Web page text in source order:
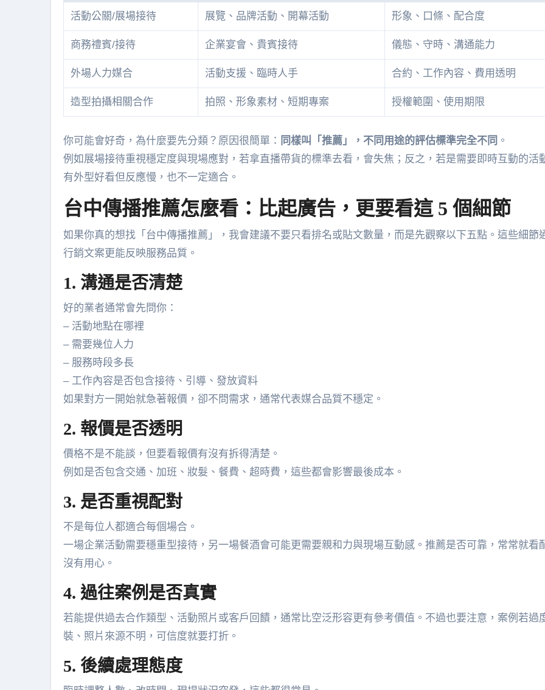
活動公關/展場接待 展覽、品牌活動、開幕活動 形象、口條、配合度
商務禮賓/接待 企業宴會、貴賓接待 儀態、守時、溝通能力
外場人力媒合 活動支援、臨時人手 合約、工作內容、費用透明
造型拍攝相關合作 拍照、形象素材、短期專案 授權範圍、使用期限
你可能會好奇，為什麼要先分類？原因很簡單： 同樣叫「推薦」，不同用途的評估標準完全不同 。
例如展場接待重視穩定度與現場應對，若拿直播帶貨的標準去看，會失焦；反之，若是需要即時互動的活
有外型好看但反應慢，也不一定適合。
台中傳播推薦怎麼看：比起廣告，更要看這 5 個細節
如果你真的想找「台中傳播推薦」，我會建議不要只看排名或貼文數量，而是先觀察以下五點。這些細節
行銷文案更能反映服務品質。
1. 溝通是否清楚
好的業者通常會先問你：
– 活動地點在哪裡
– 需要幾位人力
– 服務時段多長
– 工作內容是否包含接待、引導、發放資料
如果對方一開始就急著報價，卻不問需求，通常代表媒合品質不穩定。
2. 報價是否透明
價格不是不能談，但要看報價有沒有拆得清楚。
例如是否包含交通、加班、妝髮、餐費、超時費，這些都會影響最後成本。
3. 是否重視配對
不是每位人都適合每個場合。
一場企業活動需要穩重型接待，另一場餐酒會可能更需要親和力與現場互動感。推薦是否可靠，常常就看
沒有用心。
4. 過往案例是否真實
若能提供過去合作類型、活動照片或客戶回饋，通常比空泛形容更有參考價值。不過也要注意，案例若過
裝、照片來源不明，可信度就要打折。
5. 後續處理態度